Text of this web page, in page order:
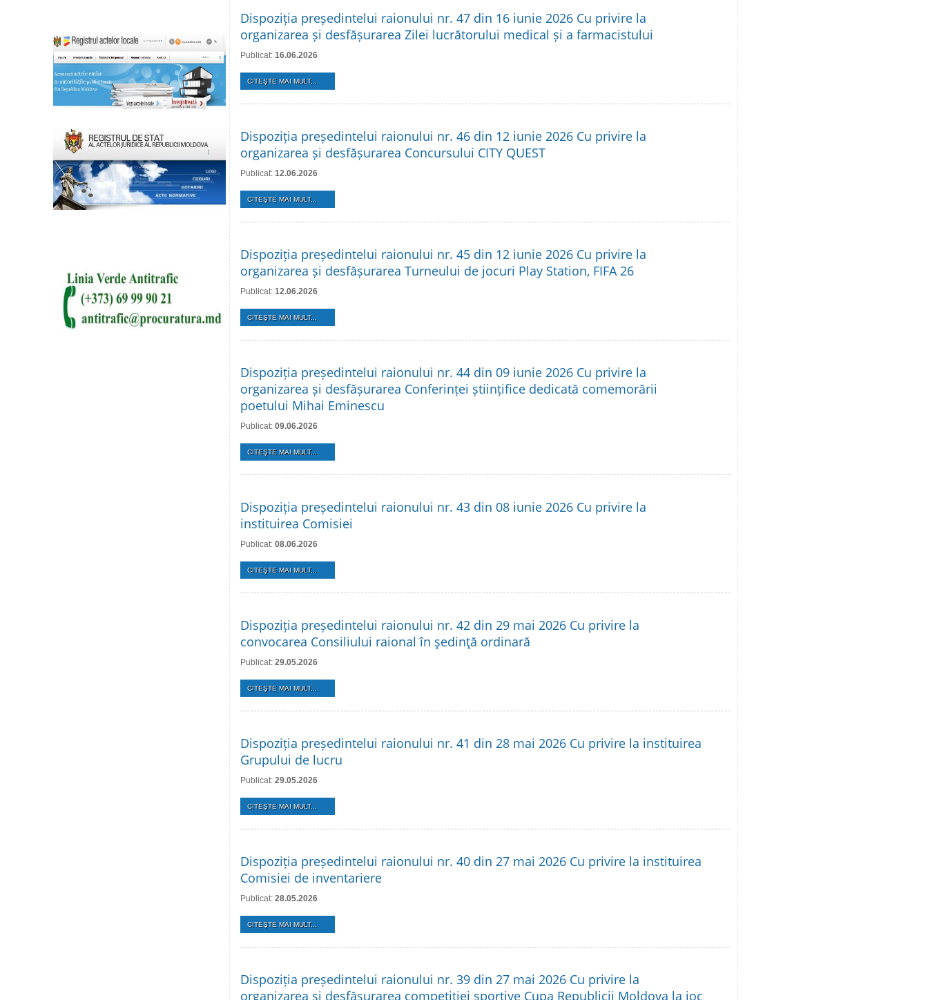
Dispoziția președintelui raionului nr. 47 din 16 iunie 2026 Cu privire la
organizarea și desfășurarea Zilei lucrătorului medical și a farmacistului
Publicat: 16.06.2026
CITEŞTE MAI MULT...
Dispoziția președintelui raionului nr. 46 din 12 iunie 2026 Cu privire la
organizarea și desfășurarea Concursului CITY QUEST
Publicat: 12.06.2026
CITEŞTE MAI MULT...
Dispoziția președintelui raionului nr. 45 din 12 iunie 2026 Cu privire la
organizarea și desfășurarea Turneului de jocuri Play Station, FIFA 26
Publicat: 12.06.2026
CITEŞTE MAI MULT...
Dispoziția președintelui raionului nr. 44 din 09 iunie 2026 Cu privire la
organizarea și desfășurarea Conferinței științifice dedicată comemorării
poetului Mihai Eminescu
Publicat: 09.06.2026
CITEŞTE MAI MULT...
Dispoziția președintelui raionului nr. 43 din 08 iunie 2026 Cu privire la
instituirea Comisiei
Publicat: 08.06.2026
CITEŞTE MAI MULT...
Dispoziția președintelui raionului nr. 42 din 29 mai 2026 Cu privire la
convocarea Consiliului raional în şedinţă ordinară
Publicat: 29.05.2026
CITEŞTE MAI MULT...
Dispoziția președintelui raionului nr. 41 din 28 mai 2026 Cu privire la instituirea
Grupului de lucru
Publicat: 29.05.2026
CITEŞTE MAI MULT...
Dispoziția președintelui raionului nr. 40 din 27 mai 2026 Cu privire la instituirea
Comisiei de inventariere
Publicat: 28.05.2026
CITEŞTE MAI MULT...
Dispoziția președintelui raionului nr. 39 din 27 mai 2026 Cu privire la
organizarea și desfășurarea competiției sportive Cupa Republicii Moldova la joc